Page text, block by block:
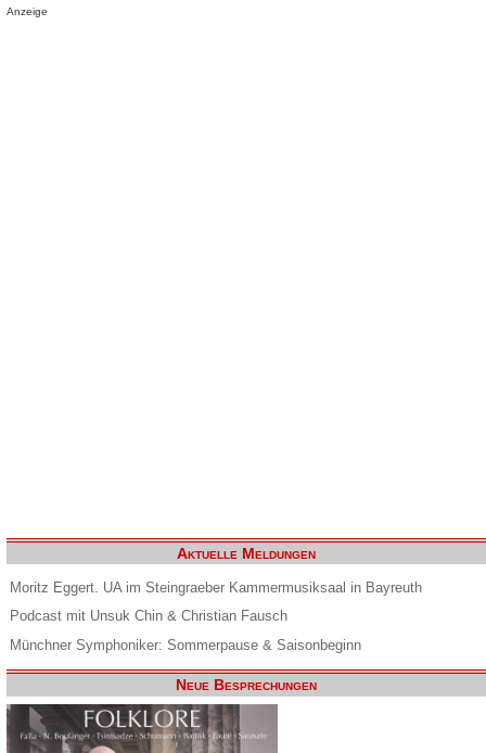
Anzeige
Aktuelle Meldungen
Moritz Eggert. UA im Steingraeber Kammermusiksaal in Bayreuth
Podcast mit Unsuk Chin & Christian Fausch
Münchner Symphoniker: Sommerpause & Saisonbeginn
Neue Besprechungen